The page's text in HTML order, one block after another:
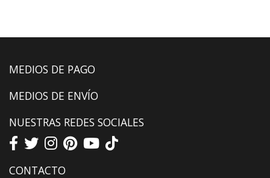
MEDIOS DE PAGO
MEDIOS DE ENVÍO
NUESTRAS REDES SOCIALES
CONTACTO